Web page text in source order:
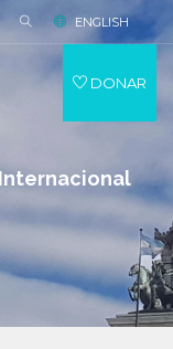
ENGLISH
DONAR